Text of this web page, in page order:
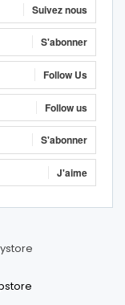
Suivez nous
S'abonner
Follow Us
Follow us
S'abonner
J'aime